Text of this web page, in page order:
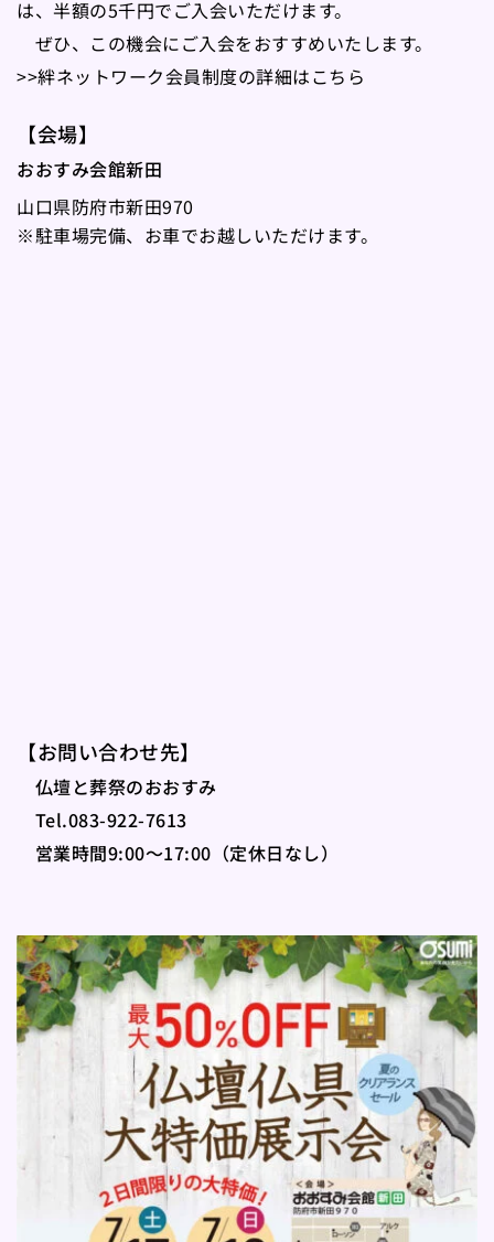
は、半額の5千円でご入会いただけます。
ぜひ、この機会にご入会をおすすめいたします。
>>絆ネットワーク会員制度の詳細はこちら
【会場】
おおすみ会館新田
山口県防府市新田970
※駐車場完備、お車でお越しいただけます。
【お問い合わせ先】
仏壇と葬祭のおおすみ
Tel.083-922-7613
営業時間9:00～17:00（定休日なし）